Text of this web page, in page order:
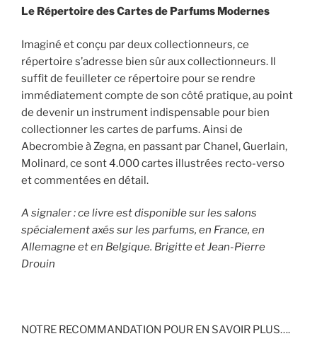
Le Répertoire des Cartes de Parfums Modernes
Imaginé et conçu par deux collectionneurs, ce
répertoire s’adresse bien sûr aux collectionneurs. Il
suffit de feuilleter ce répertoire pour se rendre
immédiatement compte de son côté pratique, au point
de devenir un instrument indispensable pour bien
collectionner les cartes de parfums. Ainsi de
Abecrombie à Zegna, en passant par Chanel, Guerlain,
Molinard, ce sont 4.000 cartes illustrées recto-verso
et commentées en détail.
A signaler : ce livre est disponible sur les salons
spécialement axés sur les parfums, en France, en
Allemagne et en Belgique. Brigitte et Jean-Pierre
Drouin
NOTRE RECOMMANDATION POUR EN SAVOIR PLUS….